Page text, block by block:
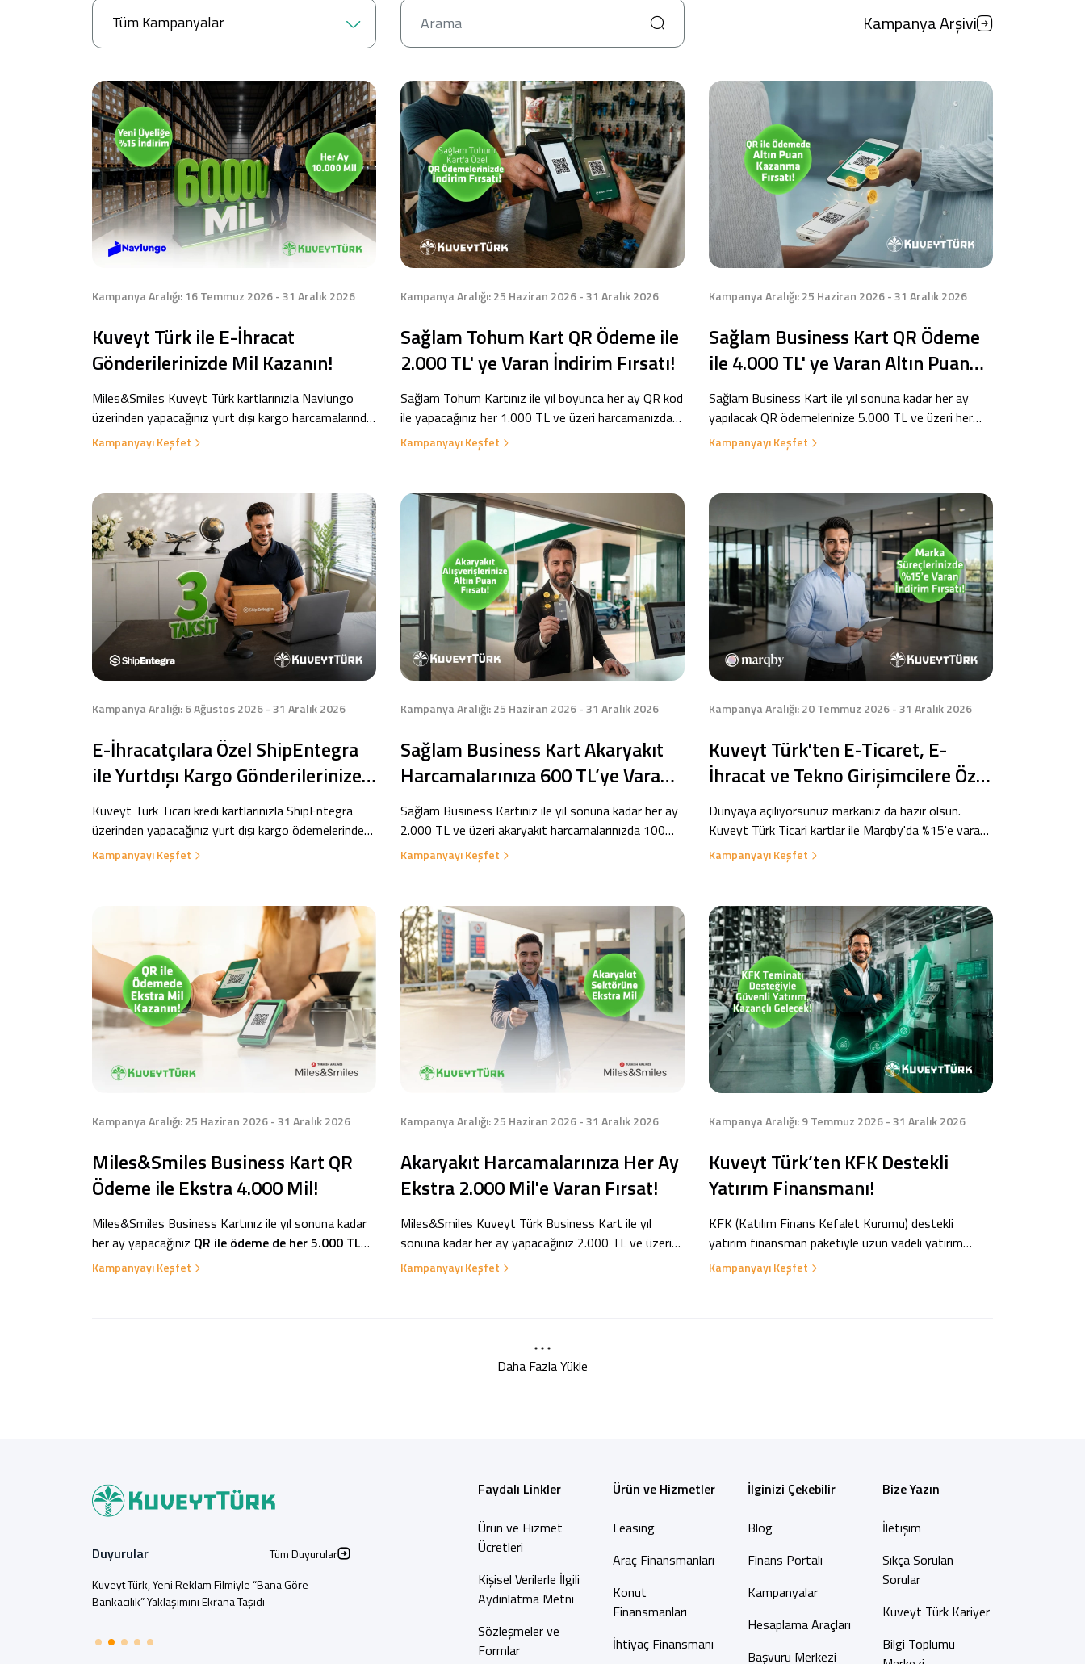
Sağlam Kart
Araç Finansmanı
Konut Finansmanı
Yatırım Fonları
Ticari Kartlar
Tarım Finansmanı
Leasing
Yatırım
Kampanya Arşivi
Tüm Kampanyalar
Kampanya Aralığı: 16 Temmuz 2026 - 31 Aralık 2026
Kuveyt Türk ile E-İhracat
Gönderilerinizde Mil Kazanın!
Miles&Smiles Kuveyt Türk kartlarınızla Navlungo
üzerinden yapacağınız yurt dışı kargo harcamalarında
yıl sonuna kadar 60.000 Mil kazanma fırsatı sizi
Kampanyayı Keşfet
Kampanya Aralığı: 25 Haziran 2026 - 31 Aralık 2026
Sağlam Tohum Kart QR Ödeme ile
2.000 TL' ye Varan İndirim Fırsatı!
Sağlam Tohum Kartınız ile yıl boyunca her ay QR kod
ile yapacağınız her 1.000 TL ve üzeri harcamanızda
%5, toplamda 2.000 TL indirim kazanın!
Kampanyayı Keşfet
Kampanya Aralığı: 25 Haziran 2026 - 31 Aralık 2026
Sağlam Business Kart QR Ödeme
ile 4.000 TL' ye Varan Altın Puan
Fırsatı!
Sağlam Business Kart ile yıl sonuna kadar her ay
yapılacak QR ödemelerinize 5.000 TL ve üzeri her
harcamanıza %5, toplamda 4.000 TL’ye varan Altın
Puan fırsatı sizi bekliyor!
Kampanyayı Keşfet
Kampanya Aralığı: 6 Ağustos 2026 - 31 Aralık 2026
E-İhracatçılara Özel ShipEntegra
ile Yurtdışı Kargo Gönderilerinize
Vade Farksız 3 Taksit!
Kuveyt Türk Ticari kredi kartlarınızla ShipEntegra
üzerinden yapacağınız yurt dışı kargo ödemelerinde
vade farksız 3 taksit avantajı sizleri bekliyor!
Kampanyayı Keşfet
Kampanya Aralığı: 25 Haziran 2026 - 31 Aralık 2026
Sağlam Business Kart Akaryakıt
Harcamalarınıza 600 TL’ye Varan
Altın Puan Fırsatı!
Sağlam Business Kartınız ile yıl sonuna kadar her ay
2.000 TL ve üzeri akaryakıt harcamalarınızda 100
TL, toplamda 600 TL Altın Puan kazanma fırsatı sizi
Kampanyayı Keşfet
Kampanya Aralığı: 20 Temmuz 2026 - 31 Aralık 2026
Kuveyt Türk'ten E-Ticaret, E-
İhracat ve Tekno Girişimcilere Özel
Fırsat!
Dünyaya açılıyorsunuz markanız da hazır olsun.
Kuveyt Türk Ticari kartlar ile Marqby'da %15'e varan
indirim sizi bekliyor!
Kampanyayı Keşfet
Kampanya Aralığı: 25 Haziran 2026 - 31 Aralık 2026
Miles&Smiles Business Kart QR
Ödeme ile Ekstra 4.000 Mil!
Miles&Smiles Business Kartınız ile yıl sonuna kadar
her ay yapacağınız QR ile ödeme de her 5.000 TL
ve üzeri harcamalarda %5 ekstra mil, toplamda
4.000 Mil kazanın!
Kampanyayı Keşfet
Kampanya Aralığı: 25 Haziran 2026 - 31 Aralık 2026
Akaryakıt Harcamalarınıza Her Ay
Ekstra 2.000 Mil'e Varan Fırsat!
Miles&Smiles Kuveyt Türk Business Kart ile yıl
sonuna kadar her ay yapacağınız 2.000 TL ve üzeri
akaryakıt harcamalarınızda ekstra %5, aylık 2.000
Mil’e varan kazanç sizi bekliyor!
Kampanyayı Keşfet
Kampanya Aralığı: 9 Temmuz 2026 - 31 Aralık 2026
Kuveyt Türk’ten KFK Destekli
Yatırım Finansmanı!
KFK (Katılım Finans Kefalet Kurumu) destekli
yatırım finansman paketiyle uzun vadeli yatırım
ihtiyaçlarınızı karşılayın, 6 aya kadar ödemesiz
dönem ve 60 aya varan vade imkânı ile işletmenizi
Kampanyayı Keşfet
Daha Fazla Yükle
Faydalı Linkler
Ürün ve Hizmet
Ücretleri
Kişisel Verilerle İlgili
Aydınlatma Metni
Sözleşmeler ve
Formlar
Ürün ve Hizmetler
Leasing
Araç Finansmanları
Konut
Finansmanları
İhtiyaç Finansmanı
İlginizi Çekebilir
Blog
Finans Portalı
Kampanyalar
Hesaplama Araçları
Başvuru Merkezi
Bize Yazın
İletişim
Sıkça Sorulan
Sorular
Kuveyt Türk Kariyer
Bilgi Toplumu
Duyurular
Tüm Duyurular
Kuveyt Türk, Yeni Reklam Filmiyle “Bana Göre
Bankacılık” Yaklaşımını Ekrana Taşıdı